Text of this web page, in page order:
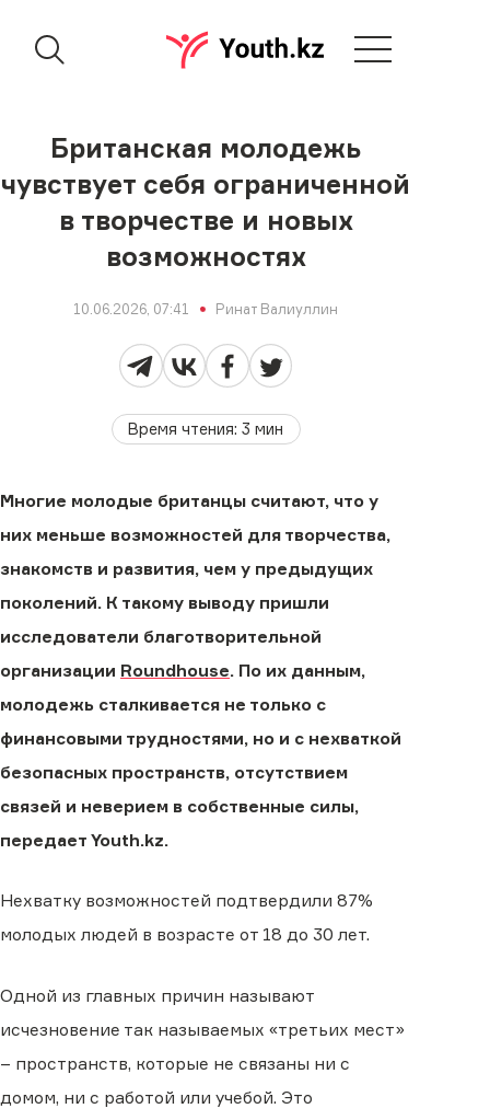
Британская молодежь
чувствует себя ограниченной
в творчестве и новых
возможностях
10.06.2026, 07:41 Ринат Валиуллин
Время чтения:3 мин
Многие молодые британцы считают, что у
них меньше возможностей для творчества,
знакомств и развития, чем у предыдущих
поколений. К такому выводу пришли
исследователи благотворительной
организации Roundhouse. По их данным,
молодежь сталкивается не только с
финансовыми трудностями, но и с нехваткой
безопасных пространств, отсутствием
связей и неверием в собственные силы,
передает Youth.kz.
Нехватку возможностей подтвердили 87%
молодых людей в возрасте от 18 до 30 лет.
Одной из главных причин называют
исчезновение так называемых «третьих мест»
– пространств, которые не связаны ни с
домом, ни с работой или учебой. Это